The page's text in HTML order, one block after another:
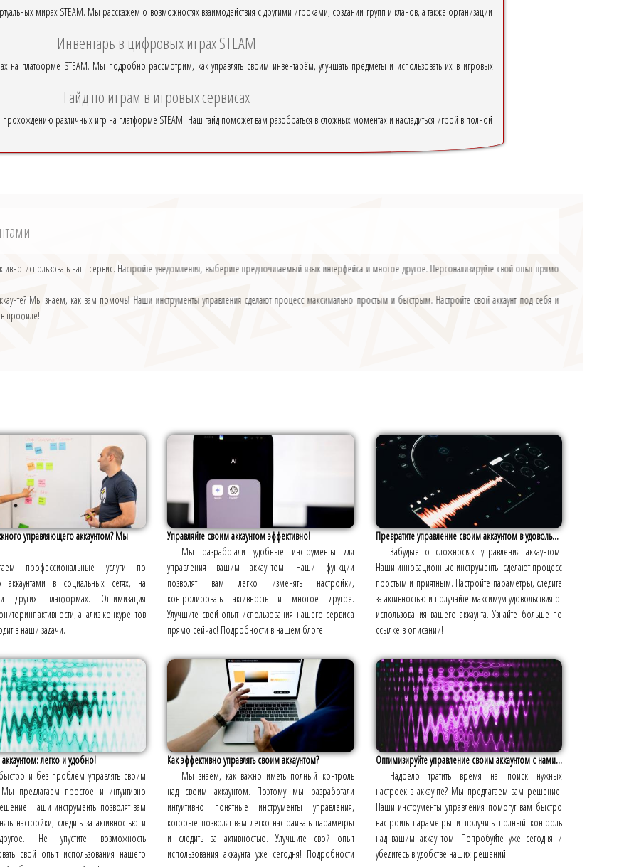
мирах STEAM. Мы расскажем о возможностях взаимодействия с другими игроками, создании групп и кланов, а также организации
Инвентарь в цифровых играх STEAM
на платформе STEAM. Мы подробно рассмотрим, как управлять своим инвентарём, улучшать предметы и использовать их в игровых
Гайд по играм в игровых сервисах
различных игр на платформе STEAM. Наш гайд поможет вам разобраться в сложных моментах и насладиться игрой в полной
использовать наш сервис. Настройте уведомления, выберите предпочитаемый язык интерфейса и многое другое. Персонализируйте свой опыт прямо
Мы знаем, как вам помочь! Наши инструменты управления сделают процесс максимально простым и быстрым. Настройте свой аккаунт под себя и
профиле!
управляющего аккаунтом? Мы
профессиональные услуги по
аккаунтами в социальных сетях, на
других платформах. Оптимизация
активности, анализ конкурентов
в наши задачи.
Управляйте своим аккаунтом эффективно!
Мы разработали удобные инструменты для
управления вашим аккаунтом. Наши функции
позволят вам легко изменять настройки,
контролировать активность и многое другое.
Улучшите свой опыт использования нашего сервиса
прямо сейчас! Подробности в нашем блоге.
Превратите управление своим аккаунтом в удоволь...
Забудьте о сложностях управления аккаунтом!
Наши инновационные инструменты сделают процесс
простым и приятным. Настройте параметры, следите
за активностью и получайте максимум удовольствия от
использования вашего аккаунта. Узнайте больше по
ссылке в описании!
легко и удобно!
и без проблем управлять своим
Мы предлагаем простое и интуитивно
Наши инструменты позволят вам
настройки, следить за активностью и
Не упустите возможность
свой опыт использования нашего
Как эффективно управлять своим аккаунтом?
Мы знаем, как важно иметь полный контроль
над своим аккаунтом. Поэтому мы разработали
интуитивно понятные инструменты управления,
которые позволят вам легко настраивать параметры
и следить за активностью. Улучшите свой опыт
использования аккаунта уже сегодня! Подробности
Оптимизируйте управление своим аккаунтом с нами...
Надоело тратить время на поиск нужных
настроек в аккаунте? Мы предлагаем вам решение!
Наши инструменты управления помогут вам быстро
настроить параметры и получить полный контроль
над вашим аккаунтом. Попробуйте уже сегодня и
убедитесь в удобстве наших решений!